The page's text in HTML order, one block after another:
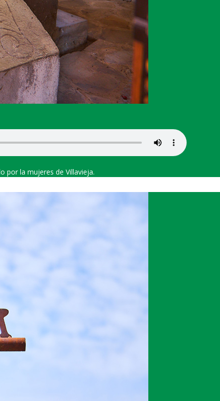
por la mujeres de Villavieja.